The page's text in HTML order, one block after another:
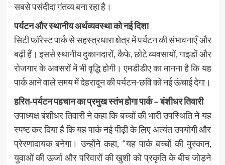
सबसे पसंदीदा गंतव्य बना रहा है।
पर्यटन और स्थानीय अर्थव्यवस्था को नई दिशा
सिटी फॉरेस्ट पार्क से सहस्त्रधारा क्षेत्र में पर्यटन की संभावनाएँ और
बढ़ी हैं। इससे स्थानीय दुकानदारों, कैफे, छोटे व्यवसायों, गाइडों और
रोजगार के अवसरों में भी वृद्धि होगी। एमडीडीए का मानना है कि यह
पार्क आने वाले समय में देहरादून की पर्यटन-छवि को नई ऊंचाई देगा।
हरित-पर्यटन पहचान का प्रमुख स्तंभ होगा पार्क – बंशीधर तिवारी
उपाध्यक्ष बंशीधर तिवारी ने कहा कि बच्चों की भारी उपस्थिति ने यह
स्पष्ट कर दिया है कि यह पार्क नई पीढ़ी के लिए अत्यंत उपयोगी और
प्रेरणादायक बनेगा। उन्होंने कहा, “यह पार्क बच्चों की मुस्कान,
युवाओं की ऊर्जा और परिवारों की खुशी को प्रकृति के बीच जोड़ने